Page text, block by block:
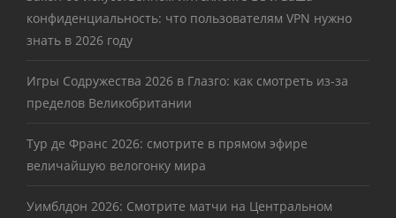
конфиденциальность: что пользователям VPN нужно
знать в 2026 году
Игры Содружества 2026 в Глазго: как смотреть из-за
пределов Великобритании
Тур де Франс 2026: смотрите в прямом эфире
величайшую велогонку мира
Уимблдон 2026: Смотрите матчи на Центральном